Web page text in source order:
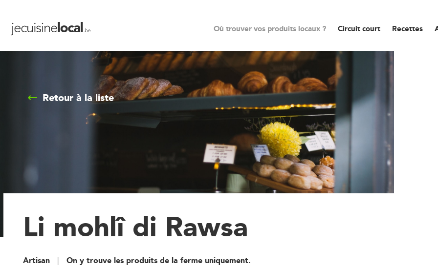
Où trouver vos produits locaux ? Circuit court Recettes
Retour à la liste
Li mohlî di Rawsa
Artisan On y trouve les produits de la ferme uniquement.